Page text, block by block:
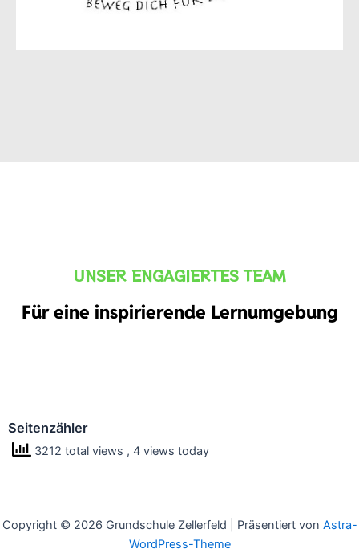
UNSER ENGAGIERTES TEAM
Für eine inspirierende Lernumgebung
Seitenzähler
3212 total views , 4 views today
Copyright © 2026 Grundschule Zellerfeld | Präsentiert von Astra-
WordPress-Theme